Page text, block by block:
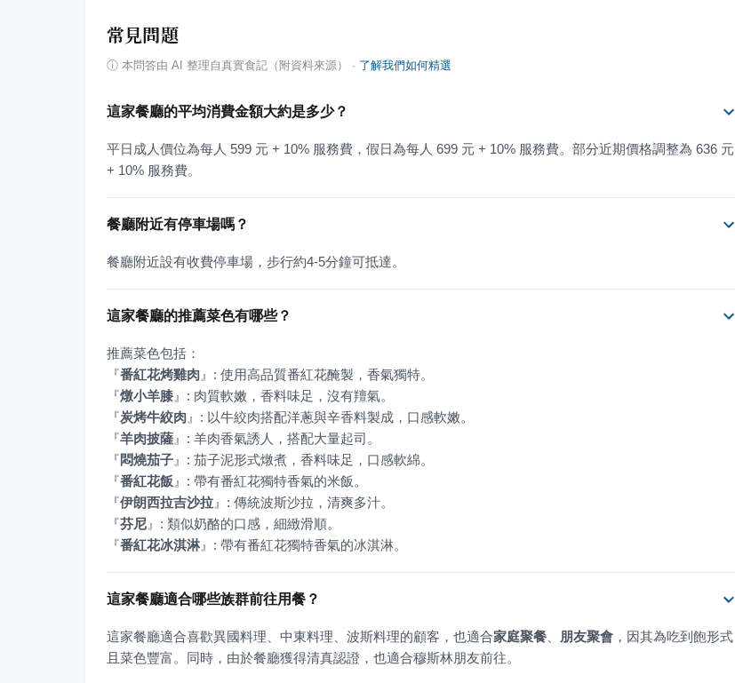
常見問題
ⓘ 本問答由 AI 整理自真實食記（附資料來源） · 了解我們如何精選
這家餐廳的平均消費金額大約是多少？
平日成人價位為每人 599 元 + 10% 服務費，假日為每人 699 元 + 10% 服務費。部分近期價格調整為 636 元
+ 10% 服務費。
餐廳附近有停車場嗎？
餐廳附近設有收費停車場，步行約4-5分鐘可抵達。
這家餐廳的推薦菜色有哪些？
『番紅花烤雞肉 』
『燉小羊膝 』
『炭烤牛絞肉 』
『羊肉披薩 』
『悶燒茄子 』
『番紅花飯 』
『伊朗西拉吉沙拉 』
『芬尼 』
『番紅花冰淇淋』 : 帶有番紅花獨特香氣的冰淇淋。
這家餐廳適合哪些族群前往用餐？
這家餐廳適合喜歡異國料理、中東料理、波斯料理的顧客，也適合家庭聚餐 朋友聚會 ，因其為吃到飽形式
且菜色豐富。同時，由於餐廳獲得清真認證，也適合穆斯林朋友前往。